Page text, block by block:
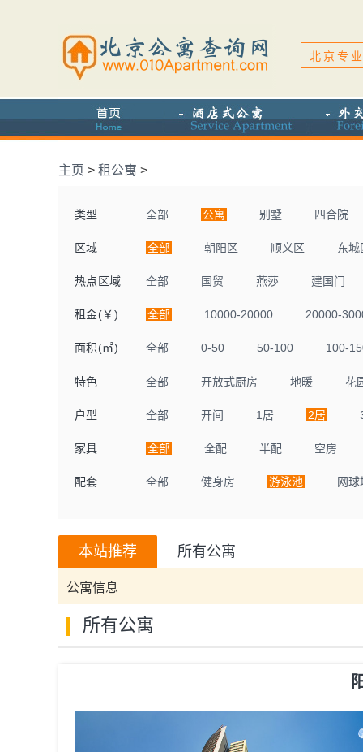
北京专
主页 > 租公寓 >
类型 全部 公寓 别墅 四合院
区域 全部 朝阳区 顺义区 东城
热点区域 全部 国贸 燕莎 建国门
租金(￥) 全部 10000-20000 20000-
面积(㎡) 全部 0-50 50-100 100-
特色 全部 开放式厨房 地暖 花
户型 全部 开间 1居 2居
家具 全部 全配 半配 空房
配套 全部 健身房 游泳池 网球
本站推荐 所有公寓
公寓信息
所有公寓